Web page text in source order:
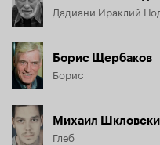
Дадиани Ираклий
Борис Щербаков
Борис
Михаил
Глеб